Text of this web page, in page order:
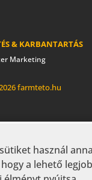
használ
a lehető
& KARBANTARTÁS
Marketing
farmteto.hu
RÓLUNK